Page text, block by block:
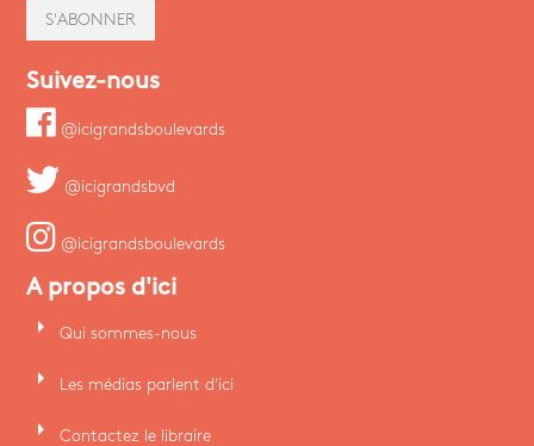
S'ABONNER
Suivez-nous
@icigrandsboulevards
@icigrandsbvd
@icigrandsboulevards
A propos d'ici
arrow_right Qui sommes-nous
arrow_right Les médias parlent d'ici
arrow_right Contactez le libraire